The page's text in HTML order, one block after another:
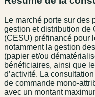
Le marché porte sur des
gestion et distribution de
(CESU) préfinancé pour
notamment la gestion
(papier et/ou
bénéficiaires, ainsi que
d’activité. La
de commande mono-
avec un montant